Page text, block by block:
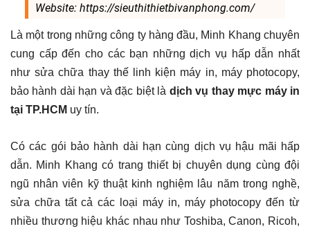
Website: https://sieuthithietbivanphong.com/
Là một trong những công ty hàng đầu, Minh Khang chuyên
cung cấp đến cho các bạn những dịch vụ hấp dẫn nhất
như sửa chữa thay thế linh kiện máy in, máy photocopy,
bảo hành dài hạn và đặc biệt là dịch vụ thay mực máy in
tại TP.HCM uy tín.
Có các gói bảo hành dài hạn cùng dịch vụ hậu mãi hấp
dẫn. Minh Khang có trang thiết bị chuyên dụng cùng đội
ngũ nhân viên kỹ thuật kinh nghiệm lâu năm trong nghề,
sửa chữa tất cả các loại máy in, máy photocopy đến từ
nhiều thương hiệu khác nhau như Toshiba, Canon, Ricoh,